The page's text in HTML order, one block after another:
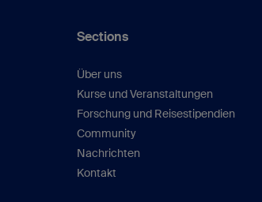
Sections
Über uns
Kurse und Veranstaltungen
Forschung und Reisestipendien
Community
Nachrichten
Kontakt